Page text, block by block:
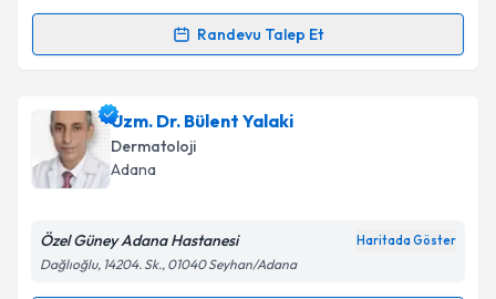
Randevu Talep Et
Randevu Takvimi Talebi
Uzm. Dr. Neslihan Dönmeziçin randevu takvimi
talebi oluşturun. Size bu uzmandan randevu almanız
için bir takvim hazırlandığında e-posta ile
bilgilendireceğiz.
Uzm. Dr. Bülent Yalaki
Dermatoloji
Adana
Özel Güney Adana Hastanesi Haritada Göster
Dağlıoğlu, 14204. Sk., 01040 Seyhan/Adana